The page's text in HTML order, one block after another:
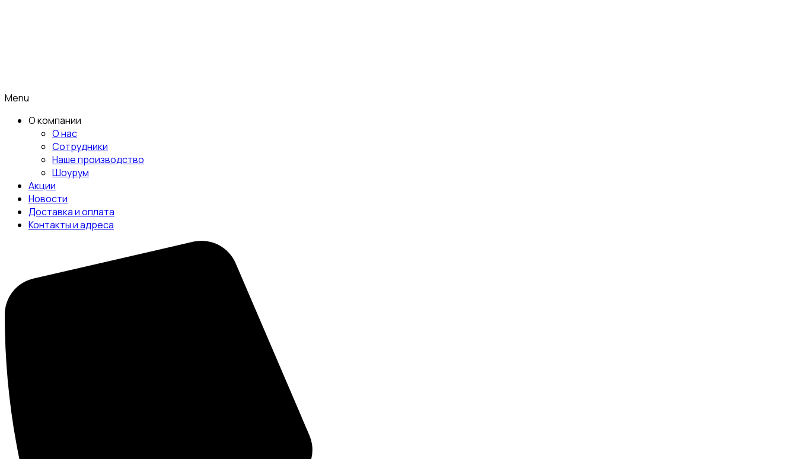
Menu
О компании
О нас
Сотрудники
Наше производство
Шоурум
Акции
Новости
Доставка и оплата
Контакты и адреса